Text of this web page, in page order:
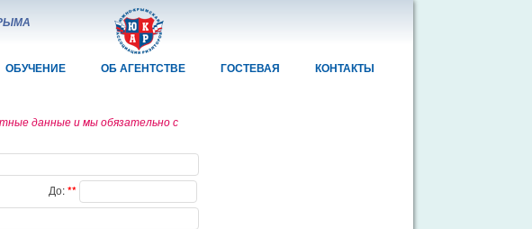
ОБУЧЕНИЕ ОБ АГЕНТСТВЕ ГОСТЕВАЯ КОНТАКТЫ
данные и мы обязательно с
До: